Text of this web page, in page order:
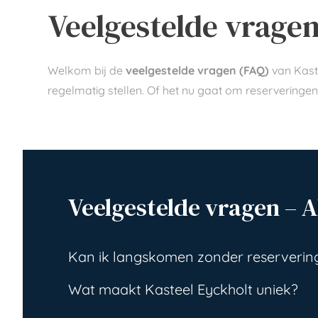
Veelgestelde
Welkom bij deveelgestelde vragen (FAQ) van
regelmatig stellen. Of het nu gaat om
Veelgestelde vragen –
Kan ik langskomen zonder
Wat maakt Kasteel Eyckholt uniek?